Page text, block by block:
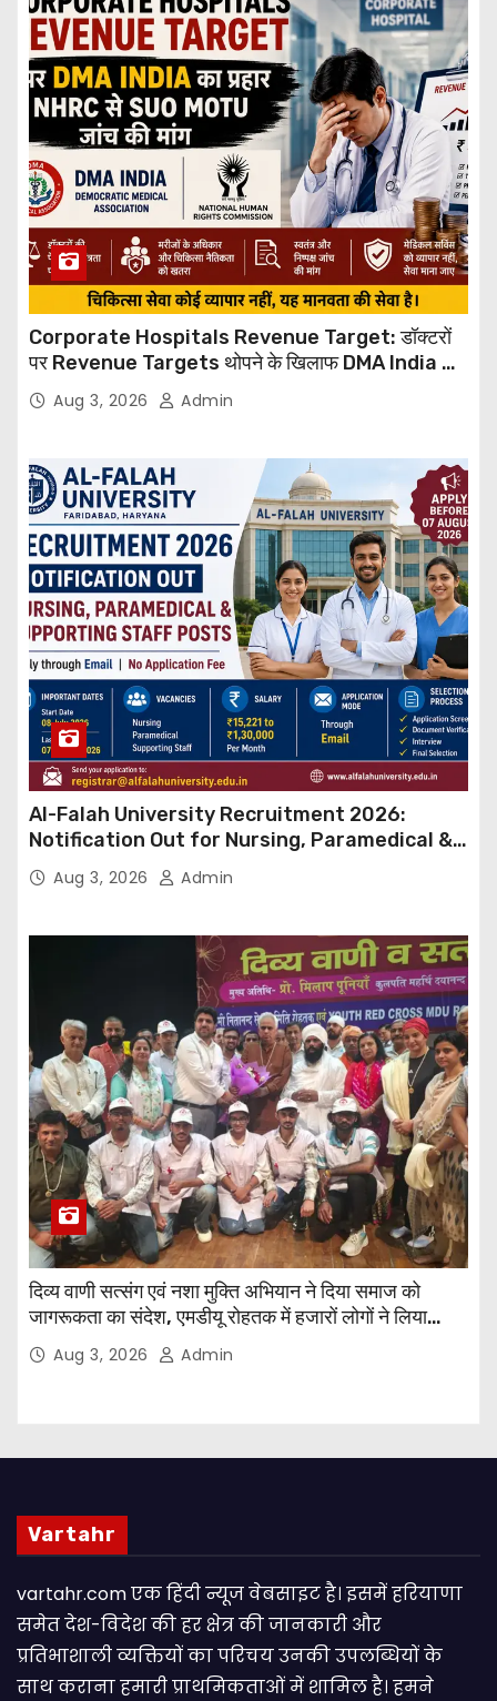
Corporate Hospitals Revenue Target: डॉक्टरों
पर Revenue Targets थोपने के खिलाफ DMA India का
बड़ा कदम, NHRC से Suo Motu जांच की मांग
Aug 3, 2026 Admin
Al-Falah University Recruitment 2026:
Notification Out for Nursing, Paramedical &
Supporting Staff Posts, Apply Through Email
Aug 3, 2026 Admin
दिव्य वाणी सत्संग एवं नशा मुक्ति अभियान ने दिया समाज को
जागरूकता का संदेश, एमडीयू रोहतक में हजारों लोगों ने लिया
संकल्पAug 3, 2026 Admin
Vartahr
vartahr.com एक हिंदी न्यूज वेबसाइट है। इसमें हरियाणा
समेत देश-विदेश की हर क्षेत्र की जानकारी और
प्रतिभाशाली व्यक्तियों का परिचय उनकी उपलब्धियों के
साथ कराना हमारी प्राथमिकताओं में शामिल है। हमने